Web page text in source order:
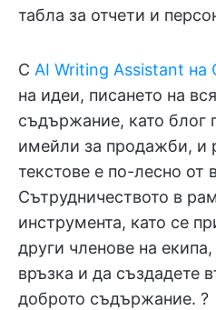
табла за отчети и
С AI Writing Assistant на
на идеи, писането на
съдържание, като блог
имейли за продажби, и
текстове е по-лесно от
Сътрудничеството в
инструмента, като се
други членове на
връзка и да създадете
доброто съдържание. ?